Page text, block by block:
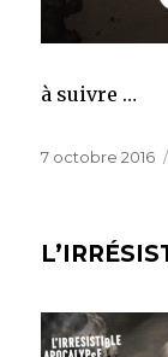
à suivre …
Publié
7 octobre 2016